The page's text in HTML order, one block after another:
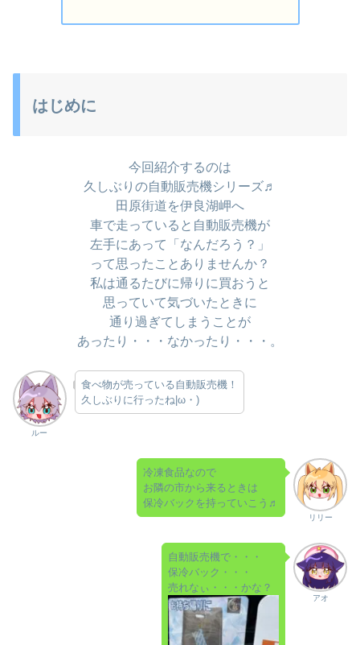
はじめに
今回紹介するのは
久しぶりの自動販売機シリーズ♬
田原街道を伊良湖岬へ
車で走っていると自動販売機が
左手にあって「なんだろう？」
って思ったことありませんか？
私は通るたびに帰りに買おうと
思っていて気づいたときに
通り過ぎてしまうことが
あったり・・・なかったり・・・。
ルー
食べ物が売っている自動販売機！
久しぶりに行ったね|ω・)
リリー
冷凍食品なので
お隣の市から来るときは
保冷バックを持っていこう♬
アオ
自動販売機で・・・
保冷バック・・・
売れなぃ・・・かな？